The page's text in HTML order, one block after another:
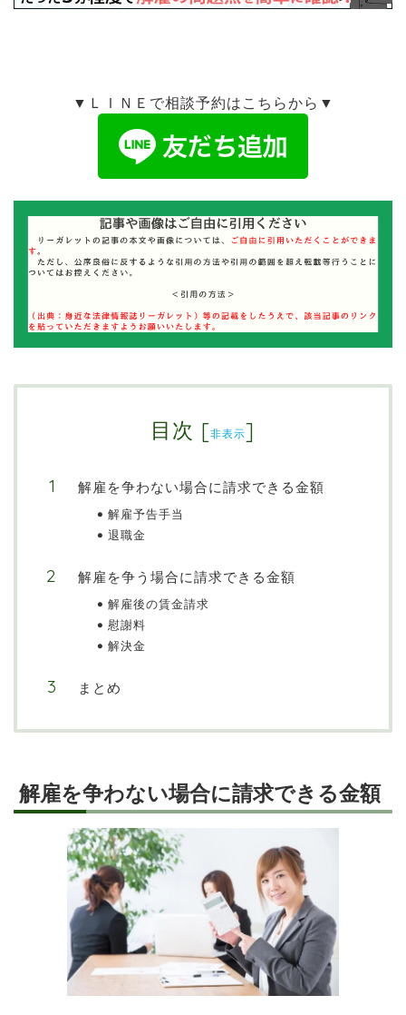
▼ＬＩＮＥで相談予約はこちらから▼
目次 [非表示]
解雇を争わない場合に請求できる金額
解雇予告手当
退職金
解雇を争う場合に請求できる金額
解雇後の賃金請求
慰謝料
解決金
まとめ
解雇を争わない場合に請求できる金額